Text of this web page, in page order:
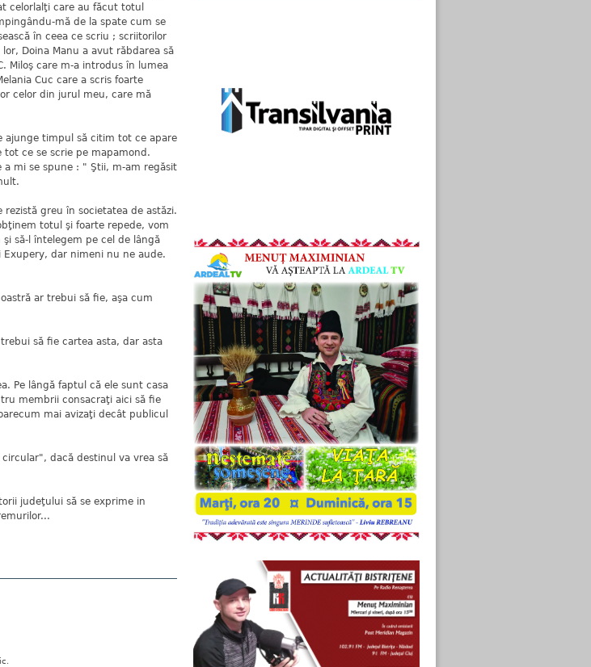
celorlalţi care au făcut totul
mă de la spate cum se
în ceea ce scriu ; scriitorilor
Doina Manu a avut răbdarea să
Miloş care m-a introdus în lumea
Cuc care a scris foarte
celor din jurul meu, care mă
timpul să citim tot ce apare
ce se scrie pe mapamond.
mi se spune : " Ştii, m-am regăsit
greu în societatea de astăzi.
totul şi foarte repede, vom
să-l întelegem pe cel de lângă
dar nimeni nu ne aude.
ar trebui să fie, aşa cum
să fie cartea asta, dar asta
Pe lângă faptul că ele sunt casa
membrii consacraţi aici să fie
mai avizaţi decât publicul
dacă destinul va vrea să
judeţului să se exprime in